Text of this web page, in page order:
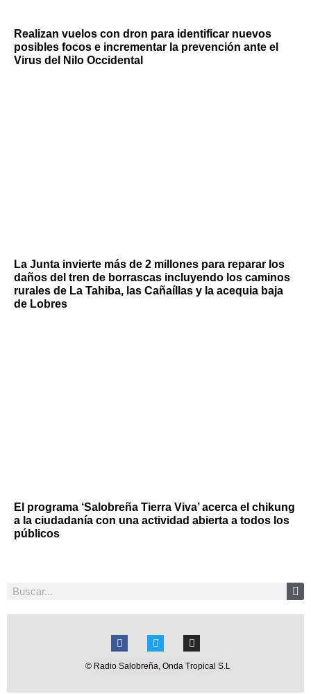
Realizan vuelos con dron para identificar nuevos
posibles focos e incrementar la prevención ante el
Virus del Nilo Occidental
La Junta invierte más de 2 millones para reparar los
daños del tren de borrascas incluyendo los caminos
rurales de La Tahiba, las Cañaíllas y la acequia baja
de Lobres
El programa ‘Salobreña Tierra Viva’ acerca el chikung
a la ciudadanía con una actividad abierta a todos los
públicos
© Radio Salobreña, Onda Tropical S.L